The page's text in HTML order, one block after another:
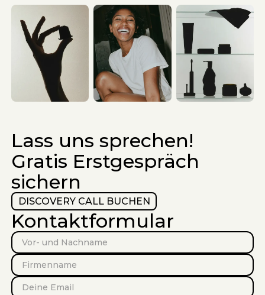
Lass uns sprechen!
Gratis Erstgespräch
sichern
DISCOVERY CALL BUCHEN
Kontaktformular